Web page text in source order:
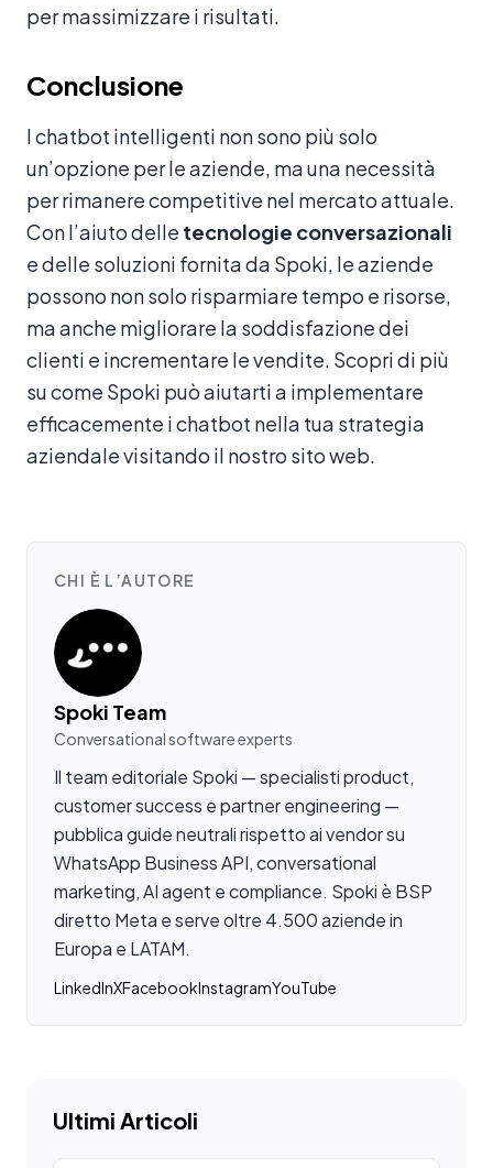
per massimizzare i risultati.
Conclusione
I chatbot intelligenti non sono più solo
un’opzione per le aziende, ma una necessità
per rimanere competitive nel mercato attuale.
Con l’aiuto delle tecnologie conversazionali
e delle soluzioni fornita da Spoki, le aziende
possono non solo risparmiare tempo e risorse,
ma anche migliorare la soddisfazione dei
clienti e incrementare le vendite. Scopri di più
su come Spoki può aiutarti a implementare
efficacemente i chatbot nella tua strategia
aziendale visitando il nostro sito web.
CHI È L’AUTORE
Spoki Team
Conversational software experts
Il team editoriale Spoki — specialisti product,
customer success e partner engineering —
pubblica guide neutrali rispetto ai vendor su
WhatsApp Business API, conversational
marketing, AI agent e compliance. Spoki è BSP
diretto Meta e serve oltre 4.500 aziende in
Europa e LATAM.
LinkedInXFacebookInstagramYouTube
Ultimi Articoli